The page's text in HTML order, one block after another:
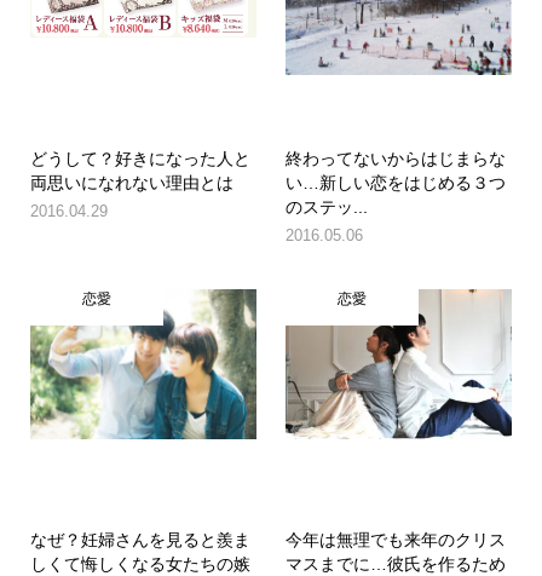
どうして？好きになった人と
両思いになれない理由とは
2016.04.29
終わってないからはじまらな
い…新しい恋をはじめる３つ
のステッ...
2016.05.06
恋愛
なぜ？妊婦さんを見ると羨ま
しくて悔しくなる女たちの嫉
恋愛
今年は無理でも来年のクリス
マスまでに…彼氏を作るため